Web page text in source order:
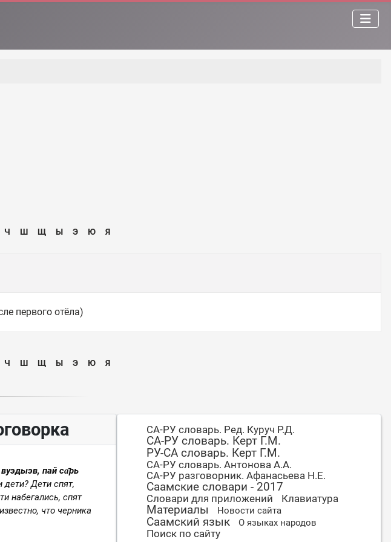
Ч Ш Щ Ы Э Ю Я
первого отёла)
Ч Ш Щ Ы Э Ю Я
пай са̄рь
дети? Дети спят,
набегались, спят
что черника
СА-РУ словарь. Ред. Куруч Р.Д.
СА-РУ словарь. Керт Г.М.
РУ-СА словарь. Керт Г.М.
СА-РУ словарь. Антонова А.А.
СА-РУ разговорник. Афанасьева Н.Е.
Саамские словари - 2017
Словари для приложений Клавиатура
Материалы Новости сайта
Саамский язык О языках народов
Поиск по сайту